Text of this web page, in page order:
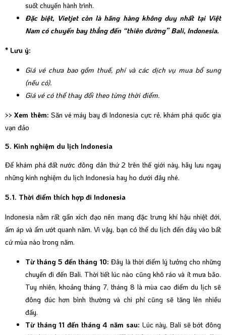
suốt chuyến hành trình.
Đặc biệt, Vietjet còn là hãng hàng không duy nhất tại Việt
Nam có chuyến bay thẳng đến “thiên đường” Bali, Indonesia.
* Lưu ý:
Giá vé chưa bao gồm thuế, phí và các dịch vụ mua bổ sung
(nếu có).
Giá vé có thể thay đổi theo từng thời điểm.
>> Xem thêm: Săn vé máy bay đi Indonesia cực rẻ, khám phá quốc gia
vạn đảo
5. Kinh nghiệm du lịch Indonesia
Để khám phá đất nước đông dân thứ 2 trên thế giới này, hãy lưu ngay
những kinh nghiệm du lịch Indonesia hay ho dưới đây nhé.
5.1. Thời điểm thích hợp đi Indonesia
Indonesia nằm rất gần xích đạo nên mang đặc trưng khí hậu nhiệt đới,
ấm áp và ẩm ướt quanh năm. Vì vậy, bạn có thể du lịch đến đây vào bất
cứ mùa nào trong năm.
Từ tháng 5 đến tháng 10:Đây là thời điểm lý tưởng cho những
chuyến đi đến Bali. Thời tiết lúc nào cũng khô ráo và ít mưa bão.
Tuy nhiên, khoảng tháng 7, tháng 8 là mùa cao điểm du lịch sẽ
đông đúc hơn bình thường và chi phí cũng sẽ tăng lên nhiều
đấy.
Từ tháng 11 đến tháng 4 năm sau: Lúc này, Bali sẽ bớt đông